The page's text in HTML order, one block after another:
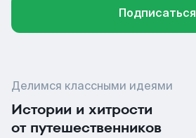
Подписаться
Делимся классными идеями
Истории и хитрости
от путешественников